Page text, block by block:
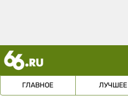
ГЛАВНОЕ ЛУЧШЕЕ